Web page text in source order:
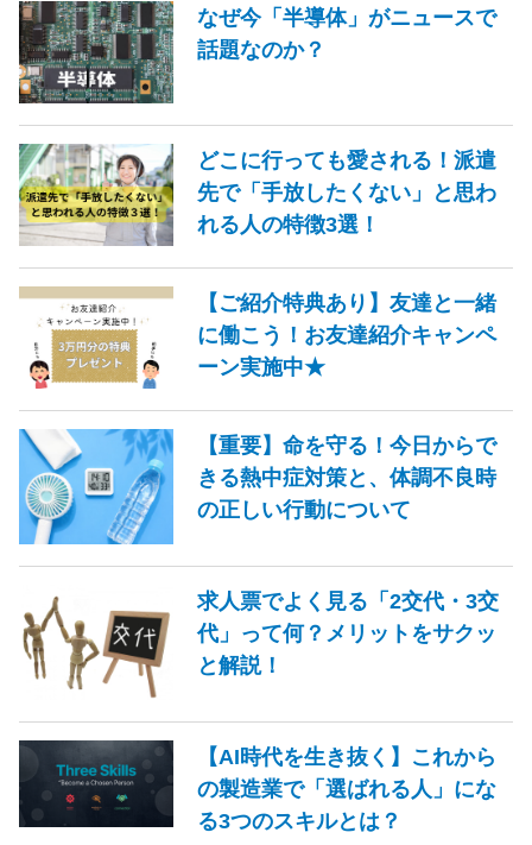
なぜ今「半導体」がニュースで
話題なのか？
どこに行っても愛される！派遣
先で「手放したくない」と思わ
れる人の特徴3選！
【ご紹介特典あり】友達と一緒
に働こう！お友達紹介キャンペ
ーン実施中★
【重要】命を守る！今日からで
きる熱中症対策と、体調不良時
の正しい行動について
求人票でよく見る「2交代・3交
代」って何？メリットをサクッ
と解説！
【AI時代を生き抜く】これから
の製造業で「選ばれる人」にな
る3つのスキルとは？